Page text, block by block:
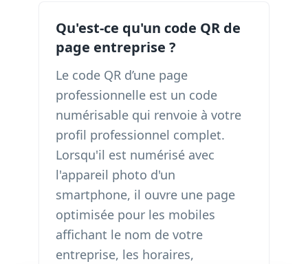
Qu'est-ce qu'un code QR de
page entreprise ?
Le code QR d’une page
professionnelle est un code
numérisable qui renvoie à votre
profil professionnel complet.
Lorsqu'il est numérisé avec
l'appareil photo d'un
smartphone, il ouvre une page
optimisée pour les mobiles
affichant le nom de votre
entreprise, les horaires,